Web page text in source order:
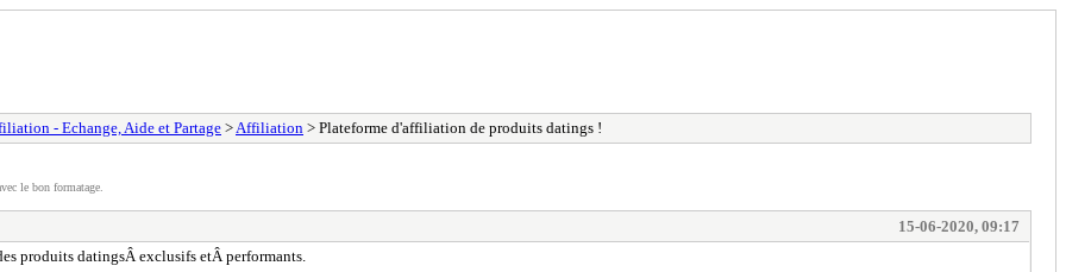
- Echange, Aide et Partage> Affiliation > Plateforme d'affiliation de produits datings !
le bon formatage.
15-06-2020, 09:17
produits datingsÂ exclusifs etÂ performants.